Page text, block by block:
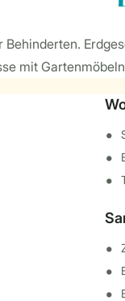
Behinderten.
mit